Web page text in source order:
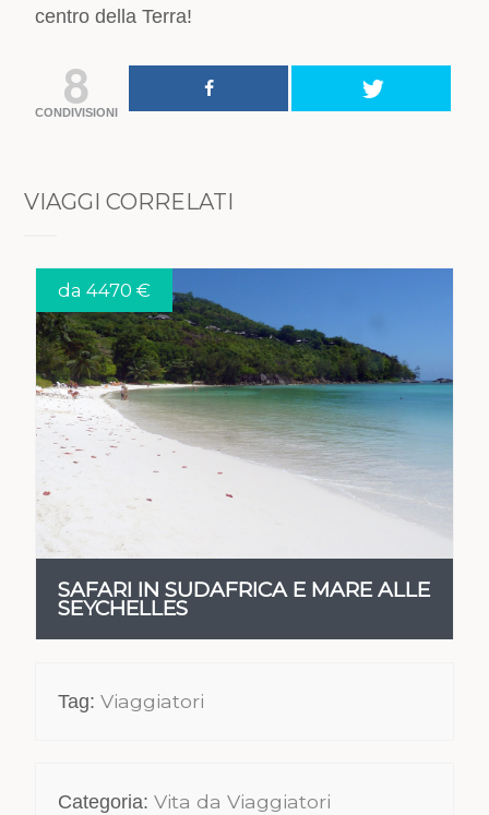
centro della Terra!
8
CONDIVISIONI
VIAGGI CORRELATI
da 4470 €
VEDI
SAFARI IN SUDAFRICA E MARE ALLE
SEYCHELLES
Tag:Viaggiatori
Categoria:Vita da Viaggiatori